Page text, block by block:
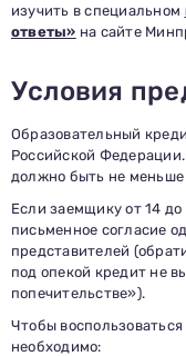
изучить в специальном
ответы» на сайте
Условия
Образовательный
Российской
должно быть не меньше
Если заемщику от 14
письменное согласие
представителей
под опекой кредит не
попечительстве»).
Чтобы
необходимо:
Имя